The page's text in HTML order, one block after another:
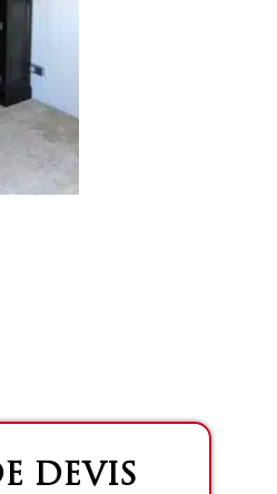
DEVIS